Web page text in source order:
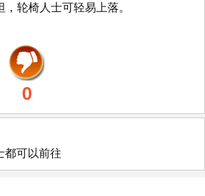
轮椅人士可轻易上落。
0
都可以前往